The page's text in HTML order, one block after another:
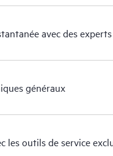
avec des
généraux
les outils de service